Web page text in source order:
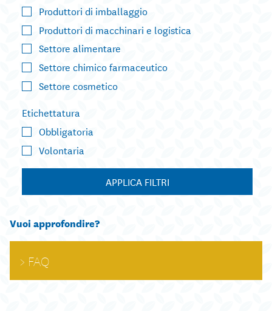
Produttori di imballaggio
Produttori di macchinari e logistica
Settore alimentare
Settore chimico farmaceutico
Settore cosmetico
Etichettatura
Obbligatoria
Volontaria
APPLICA FILTRI
Vuoi approfondire?
FAQ